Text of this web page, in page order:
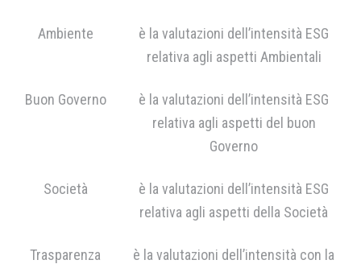
Ambiente
è la valutazioni dell’intensità ESG
relativa agli aspetti Ambientali
Buon Governo
è la valutazioni dell’intensità ESG
relativa agli aspetti del buon
Governo
Società
è la valutazioni dell’intensità ESG
relativa agli aspetti della Società
Trasparenza
è la valutazioni dell’intensità con la